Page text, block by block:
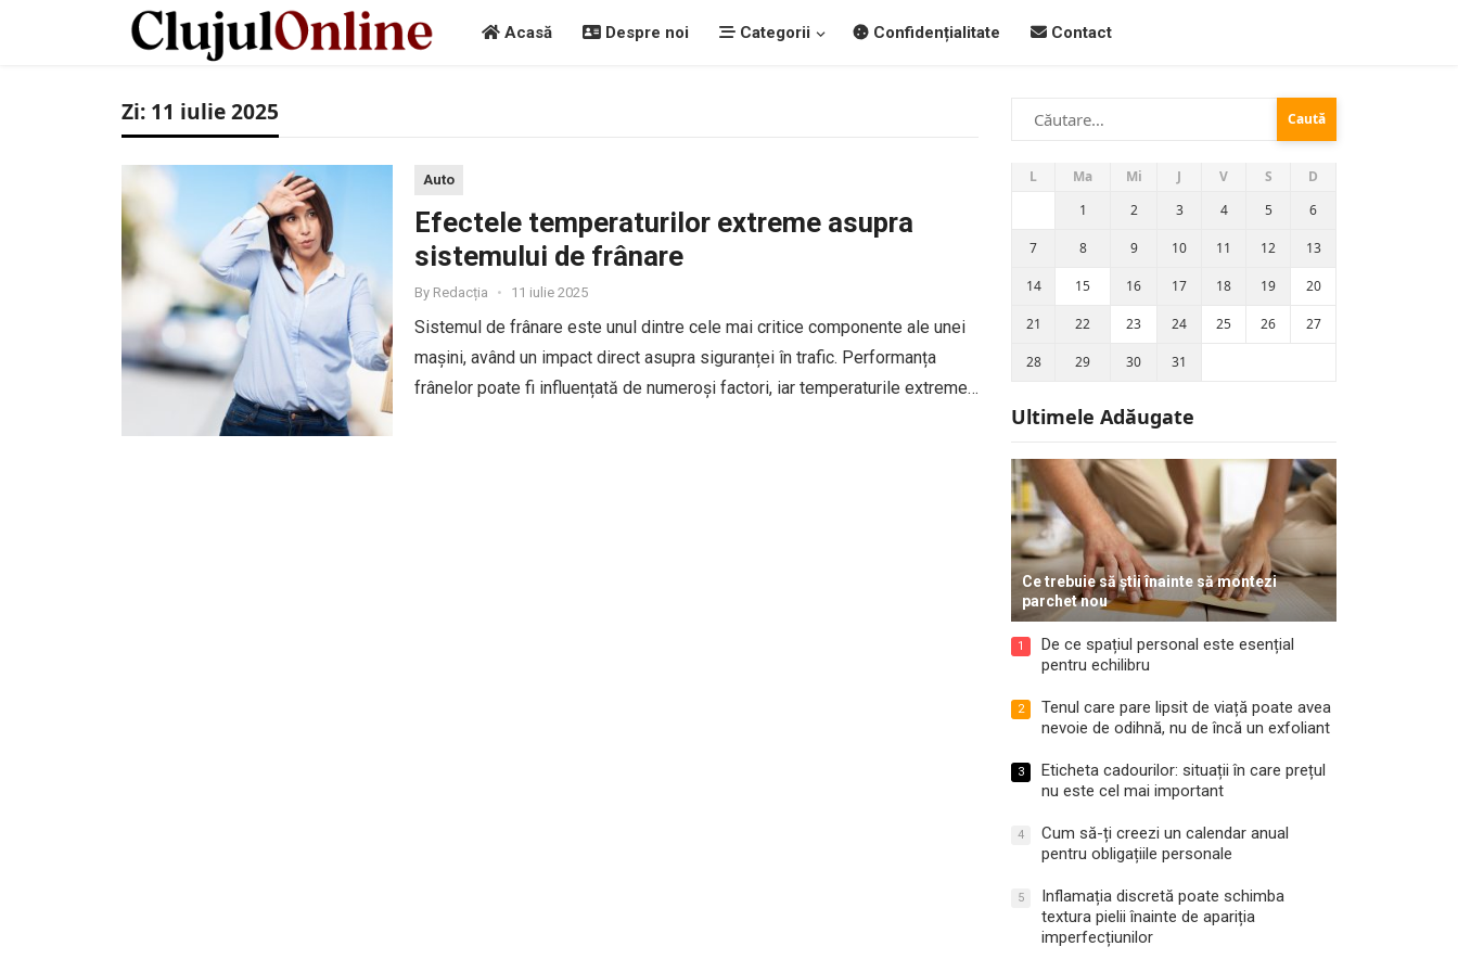
Acasă Despre noi Categorii Confidențialitate Contact
Zi: 11 iulie 2025
Auto
Efectele temperaturilor extreme asupra
sistemului de frânare
By Redacția • 11 iulie 2025
Sistemul de frânare este unul dintre cele mai critice componente ale unei
mașini, având un impact direct asupra siguranței în trafic. Performanța
frânelor poate fi influențată de numeroși factori, iar temperaturile extreme,
Caută
după:
L Ma Mi J V S
D
1
2 3 4 5 6
7 8 9 10 11 12 13
14 15 16 17 18 19 20
21 22 23 24 25 26 27
28 29 30 31
Ultimele Adăugate
Ce trebuie să știi înainte să montezi
parchet nou
1
De ce spațiul personal este esențial
pentru echilibru
2
Tenul care pare lipsit de viață poate avea
nevoie de odihnă, nu de încă un exfoliant
3
Eticheta cadourilor: situații în care prețul
nu este cel mai important
4
Cum să-ți creezi un calendar anual
pentru obligațiile personale
5
Inflamația discretă poate schimba
textura pielii înainte de apariția
imperfecțiunilor